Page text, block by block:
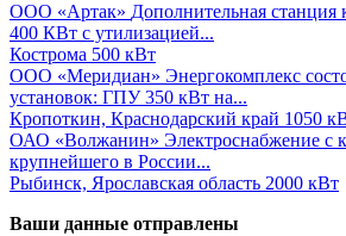
ООО «Артак» Дополнительная станция
400 КВт с утилизацией...
Кострома 500 кВт
ООО «Меридиан» Энергокомплекс
установок: ГПУ 350 кВт на...
Кропоткин, Краснодарский край 1050
ОАО «Волжанин» Электроснабжение с
крупнейшего в России...
Рыбинск, Ярославская область 2000 кВт
Ваши данные отправлены